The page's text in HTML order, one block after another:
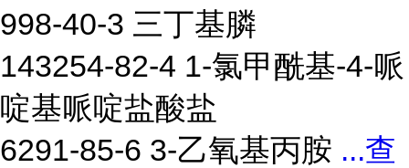
998-40-3 三丁基膦
143254-82-4 1-氯甲酰基-4-哌
啶基哌啶盐酸盐
6291-85-6 3-乙氧基丙胺 ...查